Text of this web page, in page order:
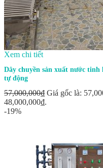
Xem chi tiết
Dây chuyền sản xuất nước tinh
tự động
57,000,000₫ Giá gốc là:
48,000,000₫.
-19%